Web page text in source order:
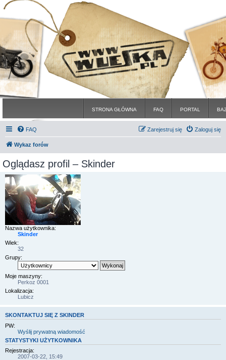
STRONA GŁÓWNA FAQ PORTAL
FAQ Zaloguj się
Zarejestruj się
Wykaz forów
Oglądasz profil – Skinder
Nazwa użytkownika:
Skinder
Wiek:
32
Grupy:
Moje maszyny:
Perkoz 0001
Lokalizacja:
Lubicz
SKONTAKTUJ SIĘ Z SKINDER
PW:
Wyślij prywatną wiadomość
STATYSTYKI UŻYTKOWNIKA
Rejestracja:
2007-03-22, 15:49